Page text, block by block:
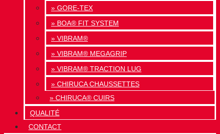
» GORE-TEX
» BOA® FIT SYSTEM
» VIBRAM®
» VIBRAM® MEGAGRIP
» VIBRAM® TRACTION LUG
» CHIRUCA CHAUSSETTES
» CHIRUCA® CUIRS
QUALITÉ
CONTACT